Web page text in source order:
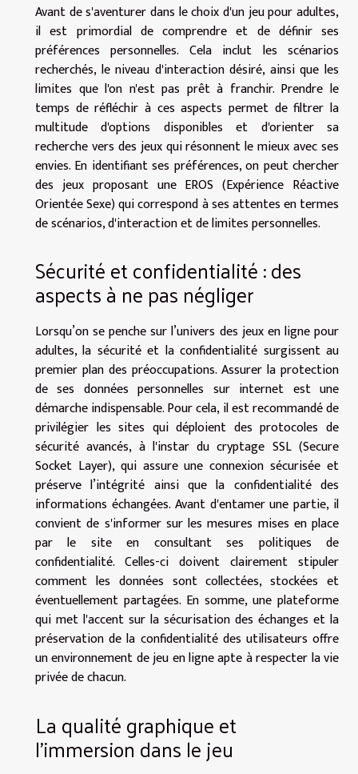
Avant de s'aventurer dans le choix d'un jeu pour adultes,
il est primordial de comprendre et de définir ses
préférences personnelles. Cela inclut les scénarios
recherchés, le niveau d'interaction désiré, ainsi que les
limites que l'on n'est pas prêt à franchir. Prendre le
temps de réfléchir à ces aspects permet de filtrer la
multitude d'options disponibles et d'orienter sa
recherche vers des jeux qui résonnent le mieux avec ses
envies. En identifiant ses préférences, on peut chercher
des jeux proposant une EROS (Expérience Réactive
Orientée Sexe) qui correspond à ses attentes en termes
de scénarios, d'interaction et de limites personnelles.
Sécurité et confidentialité : des
aspects à ne pas négliger
Lorsqu’on se penche sur l’univers des jeux en ligne pour
adultes, la sécurité et la confidentialité surgissent au
premier plan des préoccupations. Assurer la protection
de ses données personnelles sur internet est une
démarche indispensable. Pour cela, il est recommandé de
privilégier les sites qui déploient des protocoles de
sécurité avancés, à l'instar du cryptage SSL (Secure
Socket Layer), qui assure une connexion sécurisée et
préserve l’intégrité ainsi que la confidentialité des
informations échangées. Avant d'entamer une partie, il
convient de s'informer sur les mesures mises en place
par le site en consultant ses politiques de
confidentialité. Celles-ci doivent clairement stipuler
comment les données sont collectées, stockées et
éventuellement partagées. En somme, une plateforme
qui met l'accent sur la sécurisation des échanges et la
préservation de la confidentialité des utilisateurs offre
un environnement de jeu en ligne apte à respecter la vie
privée de chacun.
La qualité graphique et
l'immersion dans le jeu